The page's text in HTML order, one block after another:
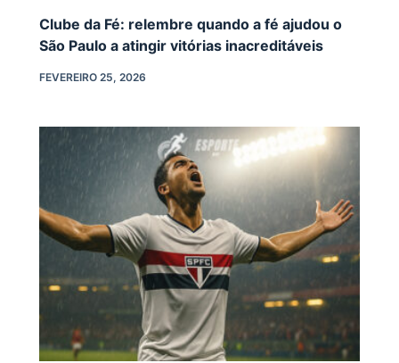
Clube da Fé: relembre quando a fé ajudou o
São Paulo a atingir vitórias inacreditáveis
FEVEREIRO 25, 2026